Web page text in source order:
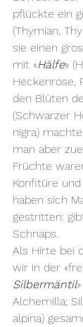
pflückte ein
(Thymian,
sie einen
mit «Hälfe»
Heckenrose,
den Blüten
(Schwarzer
nigra)
man aber
Früchte
Konfitüre
haben sich
gestritten:
Schnaps.
Als Hirte bei
wir in der
Silbermäntil
Alchemilla;
alpina)